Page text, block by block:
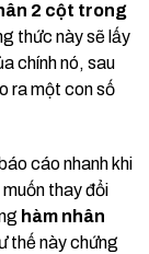
2 cột trong
thức này sẽ lấy
chính nó, sau
ra một con số
cáo nhanh khi
thay đổi
hàm nhân
thế này chứng